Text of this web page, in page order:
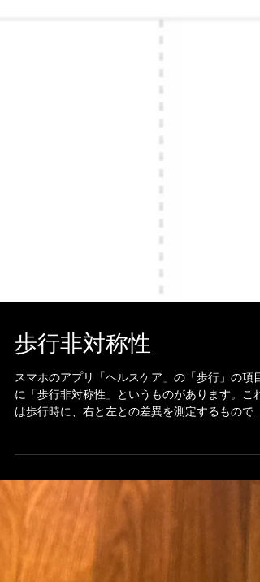
歩行非対称性
スマホのアプリ「ヘルスケア」の「歩行」の項目
だということです。 久々にこの項目を確認して
たら、長年ずっと「０％」だったのに「1.2％」
の測定...